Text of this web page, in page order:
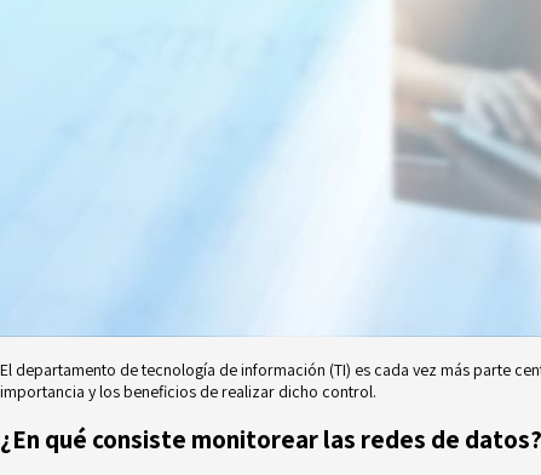
El departamento de tecnología de información (TI) es cada vez más parte
importancia y los beneficios de realizar dicho control.
¿En qué consiste monitorear las redes de datos?